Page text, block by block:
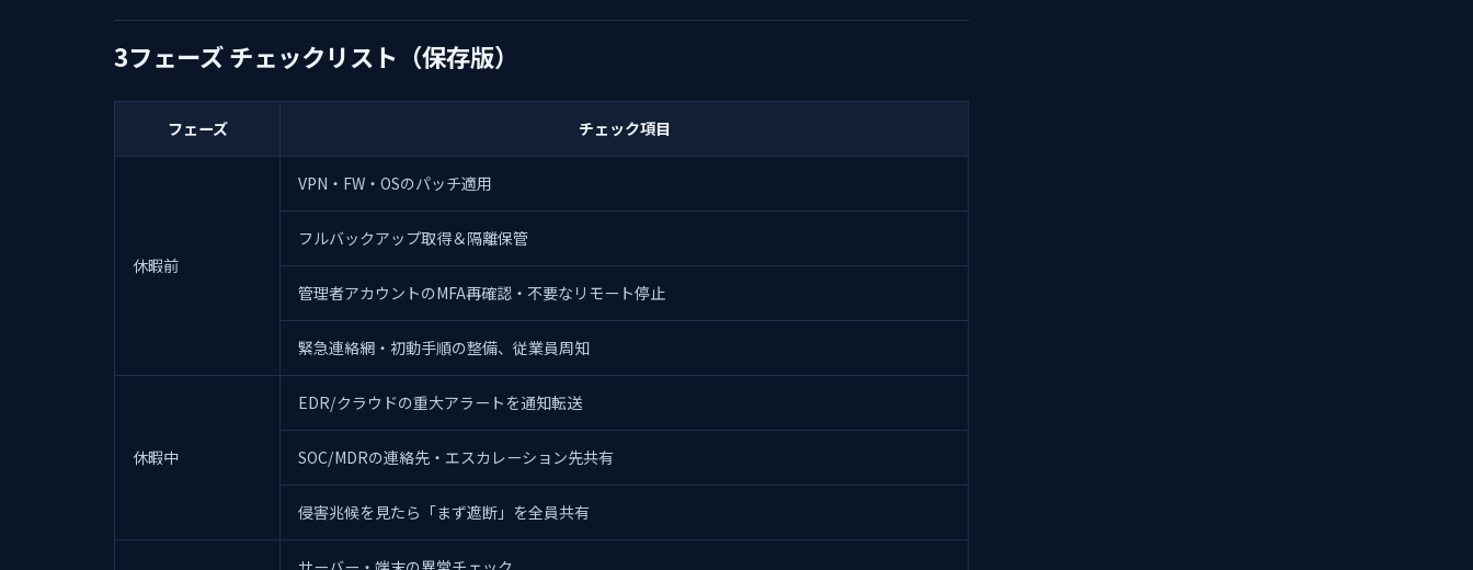
3フェーズ チェックリスト（保存版）
フェーズ チェック項目
休暇前
VPN・FW・OSのパッチ適用
フルバックアップ取得＆隔離保管
管理者アカウントのMFA再確認・不要なリモート停止
緊急連絡網・初動手順の整備、従業員周知
休暇中
EDR/クラウドの重大アラートを通知転送
SOC/MDRの連絡先・エスカレーション先共有
侵害兆候を見たら「まず遮断」を全員共有